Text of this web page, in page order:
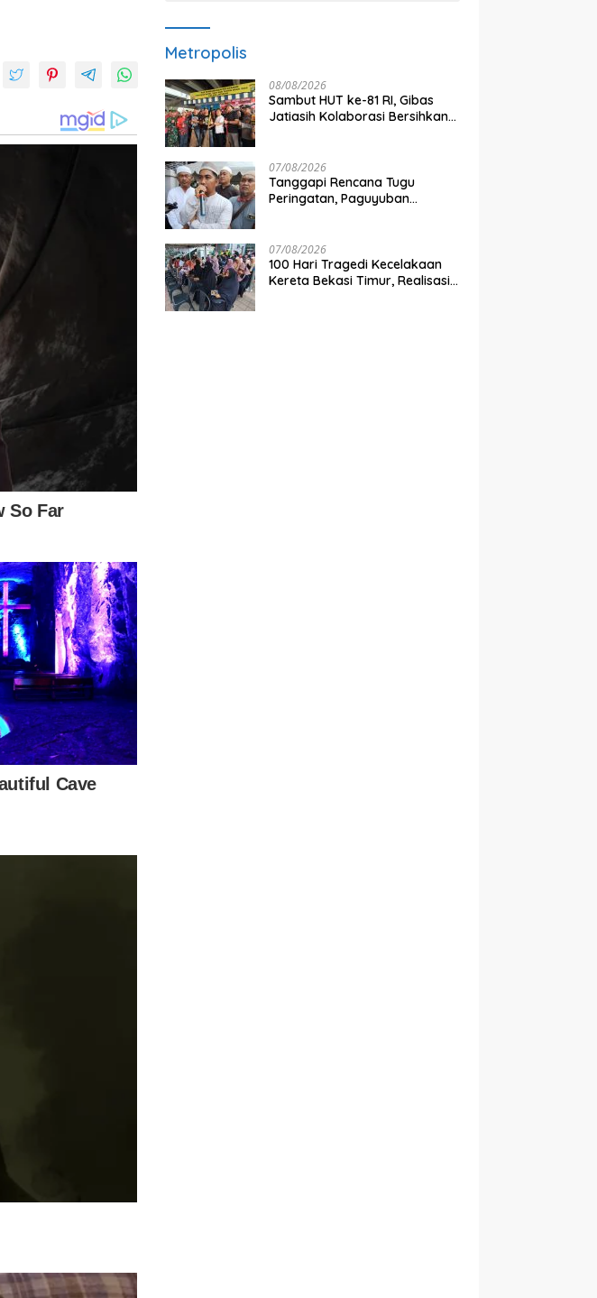
Metropolis
08/08/2026
Sambut HUT ke-81 RI, Gibas
Jatiasih Kolaborasi Bersihkan
07/08/2026
Tanggapi Rencana Tugu
Peringatan, Paguyuban
Perbaikan Sistem Keselamatan
Lebih Dulu
07/08/2026
100 Hari Tragedi Kecelakaan
Kereta Bekasi Timur, Realisasi